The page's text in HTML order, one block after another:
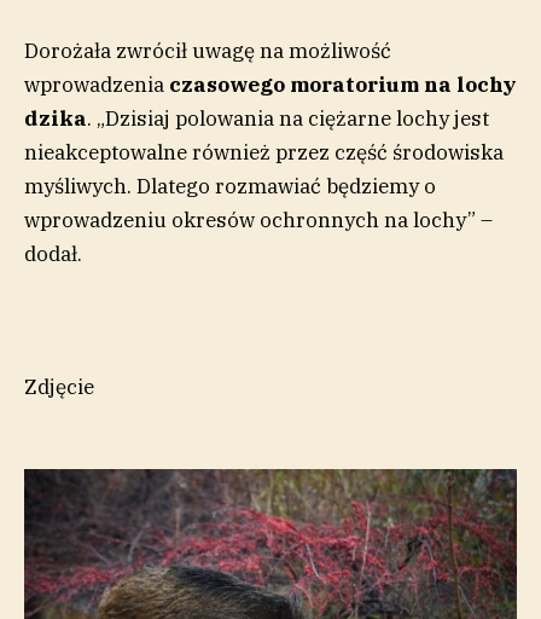
Dorożała zwrócił uwagę na możliwość
wprowadzenia czasowego moratorium na lochy
dzika. „Dzisiaj polowania na ciężarne lochy jest
nieakceptowalne również przez część środowiska
myśliwych. Dlatego rozmawiać będziemy o
wprowadzeniu okresów ochronnych na lochy” –
dodał.
Zdjęcie